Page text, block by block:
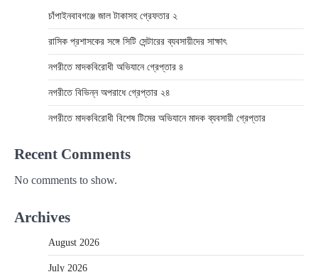
চাঁপাইনবাবগঞ্জে জাল টাকাসহ গ্রেফতার ২
রাসিক প্রশাসকের সঙ্গে সিটি সেন্টারের ব্যবসায়ীদের সাক্ষাৎ
নগরীতে মাদকবিরোধী অভিযানে গ্রেপ্তার ৪
নগরীতে বিভিন্ন অপরাধে গ্রেপ্তার ২৪
নগরীতে মাদকবিরোধী বিশেষ টিমের অভিযানে মাদক ব্যবসায়ী গ্রেপ্তার
Recent Comments
No comments to show.
Archives
August 2026
July 2026